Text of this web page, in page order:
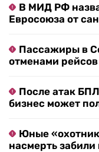
В МИД РФ
Евросоюза от
Пассажиры в
отменами
После атак
бизнес может
Юные
насмерть